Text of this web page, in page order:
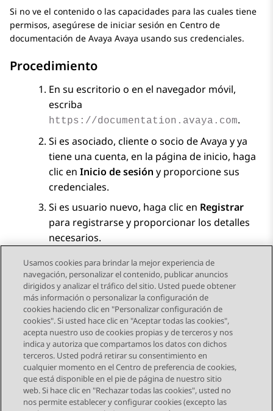
Si no ve el contenido o las capacidades para las cuales tiene
permisos, asegúrese de iniciar sesión en Centro de
documentación de Avaya Avaya usando sus credenciales.
Procedimiento
En su escritorio o en el navegador móvil,
escriba
https://documentation.avaya.com.
Si es asociado, cliente o socio deAvaya y ya
tiene una cuenta, en la página de inicio, haga
clic en Inicio de sesión y proporcione sus
credenciales.
Si es usuario nuevo, haga clic en Registrar
para registrarse y proporcionar los detalles
necesarios.
Send Feedback
Navegación de tema Tema siguiente
STAY CONNECTED
Usamos cookies para brindar la mejor experiencia de
navegación, personalizar el contenido, publicar anuncios
dirigidos y analizar el tráfico del sitio. Usted puede obtener
más información o personalizar la configuración de
cookies haciendo clic en "Personalizar configuración de
cookies". Si usted hace clic en "Aceptar todas las cookies",
acepta nuestro uso de cookies propias y de terceros y nos
indica y autoriza que compartamos los datos con dichos
terceros. Usted podrá retirar su consentimiento en
cualquier momento en el Centro de preferencia de cookies,
que está disponible en el pie de página de nuestro sitio
web. Si hace clic en "Rechazar todas las cookies", usted no
nos permite establecer y configurar cookies (excepto las